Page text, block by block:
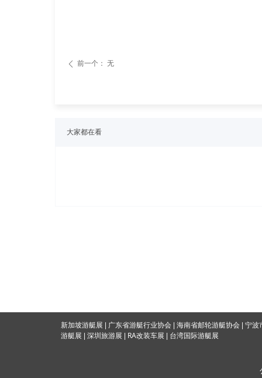
ꄴ 前一个： 无
大家都在看
新加坡游艇展 广东省游艇行业协会 海南省邮轮游艇协会
宁波
游艇展
深圳旅游展 RA改装车展 台湾国际游艇展